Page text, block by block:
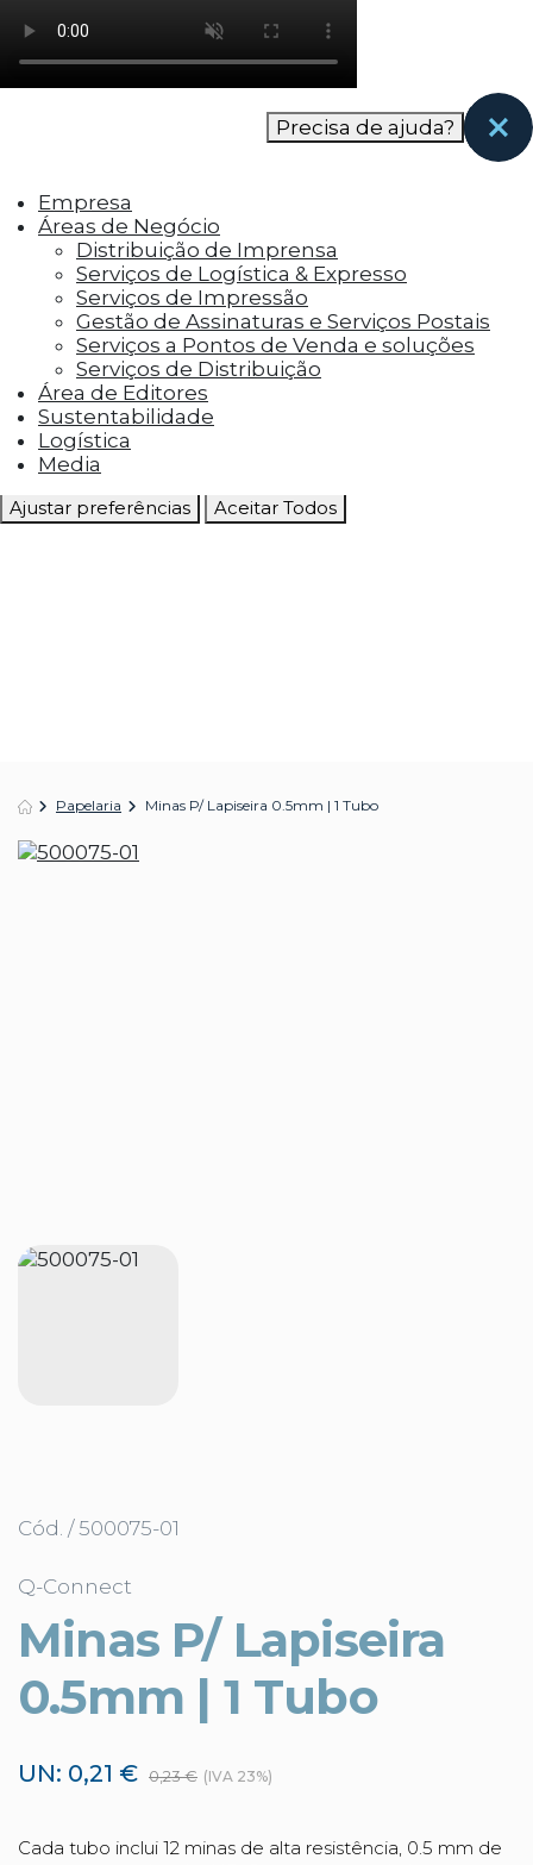
como os visitantes interagem com o site. Esses
cookies ajudam a fornecer informações sobre
as métricas do número de visitantes, taxa de
rejeição, origem do tráfego, etc.
funcionalidades, como compartilhar o
conteúdo do site em plataformas de social
media, coletar feedbacks e outros recursos de
terceiros.
Cookies Marketing
Os cookies de marketing são usados para
entregar aos visitantes anúncios
personalizados com base nas páginas que eles
visitaram antes e analisar a eficácia da
campanha publicitária.
Ajustar preferências Aceitar Todos
Precisa de ajuda?
Empresa
Áreas de Negócio
Distribuição de Imprensa
Serviços de Logística & Expresso
Serviços de Impressão
Gestão de Assinaturas e Serviços Postais
Serviços a Pontos de Venda e soluções
Serviços de Distribuição
Área de Editores
Sustentabilidade
Logística
Media
Papelaria Minas P/ Lapiseira 0.5mm | 1 Tubo
Cód. / 500075-01
Q-Connect
Minas P/ Lapiseira
0.5mm | 1 Tubo
UN: 0,21 € 0,23 € (IVA 23%)
Cada tubo inclui 12 minas de alta resistência, 0.5 mm de